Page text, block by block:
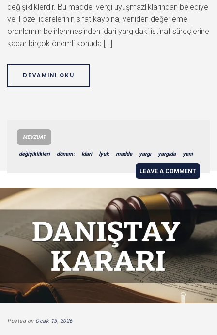
değişikliklerdir. Bu madde, vergi uyuşmazlıklarından belediye
ve il özel idarelerinin sıfat kaybına, yeniden değerleme
oranlarının belirlenmesinden idari yargıdaki istinaf süreçlerine
kadar birçok önemli konuda […]
DEVAMINI OKU
MEVZUAT
değişiklikleri dönem: İdari İyuk madde yargı yargıda yeni
LEAVE A COMMENT
Posted on Ocak 13, 2026